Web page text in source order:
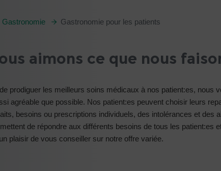
Gastronomie Gastronomie pour les patients
aimons ce que nous
prodiguer les meilleurs soins médicaux à nos patient:es, nous
agréable que possible. Nos patient:es peuvent choisir leurs
besoins ou prescriptions individuels, des intolérances et des
de répondre aux différents besoins de tous les patient:es
plaisir de vous conseiller sur notre offre variée.